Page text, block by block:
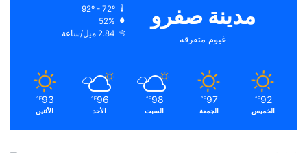
مدينة صفرو
غيوم متفرقة
92º - 72º
52%
2.84 ميل/ساعة
92
℉
الخميس
97
℉
الجمعة
98
℉
السبت
96
℉
الأحد
93
℉
الأثنين